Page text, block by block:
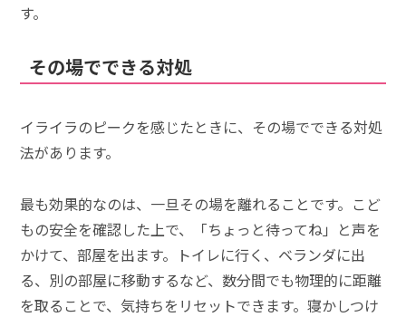
す。
その場でできる対処
イライラのピークを感じたときに、その場でできる対処
法があります。
最も効果的なのは、一旦その場を離れることです。こど
もの安全を確認した上で、「ちょっと待ってね」と声を
かけて、部屋を出ます。トイレに行く、ベランダに出
る、別の部屋に移動するなど、数分間でも物理的に距離
を取ることで、気持ちをリセットできます。寝かしつけ